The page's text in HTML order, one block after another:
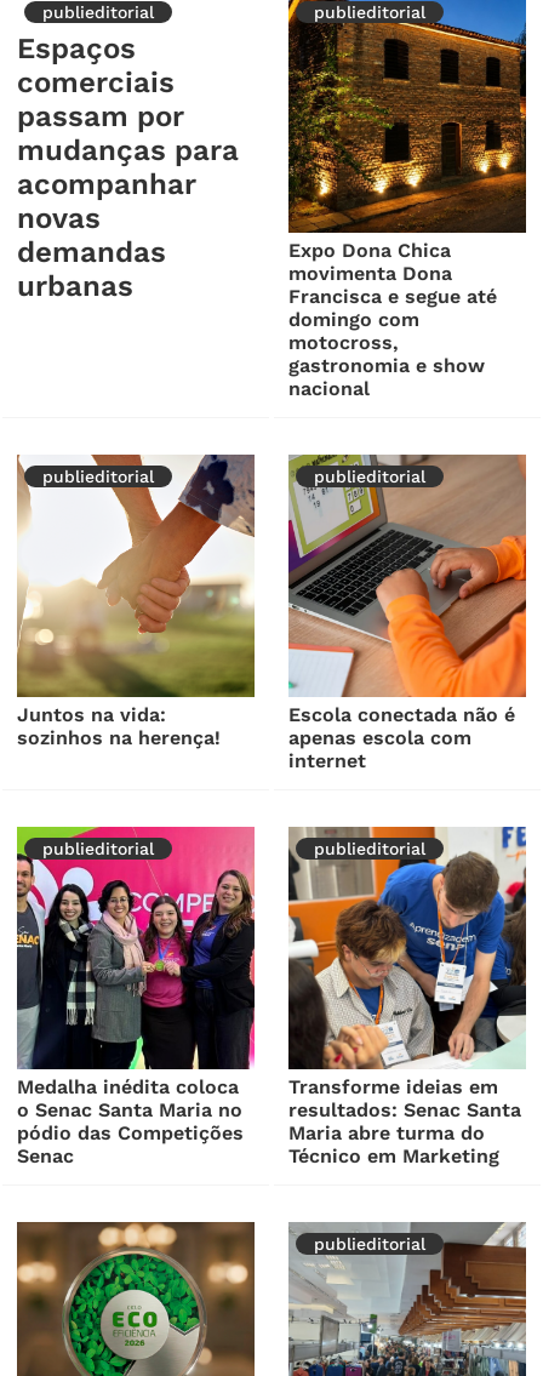
publieditorial
Espaços
comerciais
passam por
mudanças para
acompanhar
novas
demandas
urbanas
publieditorial
Expo Dona Chica
movimenta Dona
Francisca e segue até
domingo com
motocross,
gastronomia e show
nacional
publieditorial
Juntos na vida:
sozinhos na herença!
publieditorial
Escola conectada não é
apenas escola com
internet
publieditorial
Medalha inédita coloca
o Senac Santa Maria no
pódio das Competições
Senac
publieditorial
Transforme ideias em
resultados: Senac Santa
Maria abre turma do
Técnico em Marketing
publieditorial